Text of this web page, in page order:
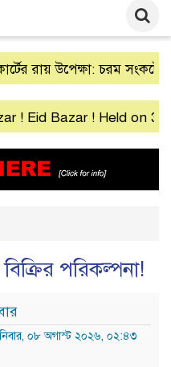
রায় উপেক্ষা: চরম সংকটে
Bazar ! Held on 30th
পরিকল্পনা!
০৮ অগাস্ট ২০২৬, ০২:৪৩